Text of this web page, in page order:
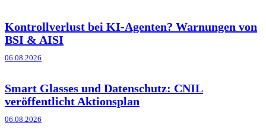
Kontrollverlust bei KI-Agenten? Warnungen von
BSI & AISI
06.08.2026
Smart Glasses und Datenschutz: CNIL
veröffentlicht Aktionsplan
06.08.2026